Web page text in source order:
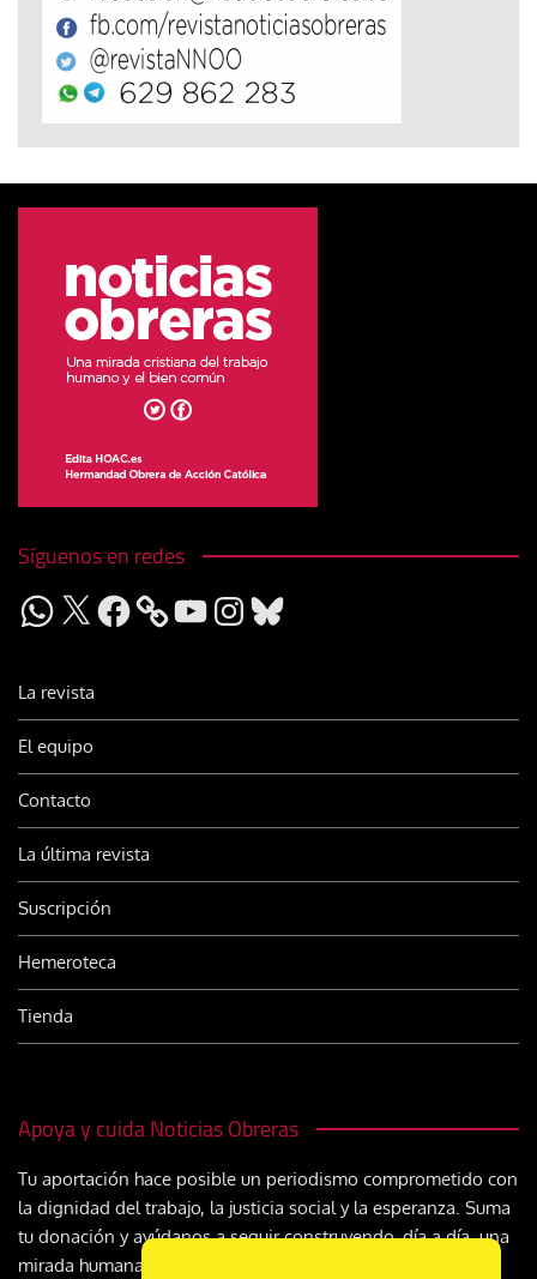
Síguenos en redes
WhatsApp
X Facebook YouTubeInstagram
Bluesky
La revista
El equipo
Contacto
La última revista
Suscripción
Hemeroteca
Tienda
Apoya y cuida Noticias Obreras
Tu aportación hace posible un periodismo comprometido con
la dignidad del trabajo, la justicia social y la esperanza. Suma
tu donación y ayúdanos a seguir construyendo, día a día, una
mirada humana y cristiana sobre el mundo del trabajo